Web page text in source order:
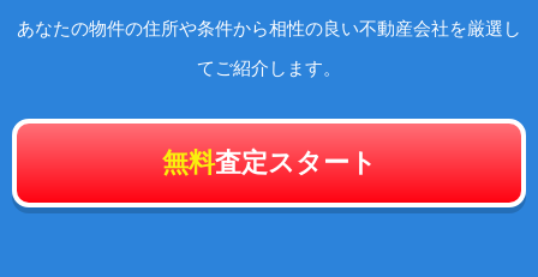
あなたの物件の住所や条件から相性の良い不動産会社を厳選し
てご紹介します。
無料査定スタート